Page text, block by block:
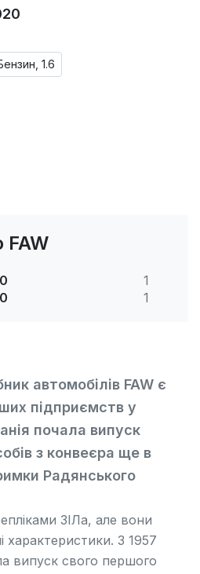
1.6
FAW
1
1
автомобілів FAW є
підприємств у
почала випуск
з конвеєра ще в
Радянського
ЗІЛа, але вони
характеристики. З 1957
випуск свого першого